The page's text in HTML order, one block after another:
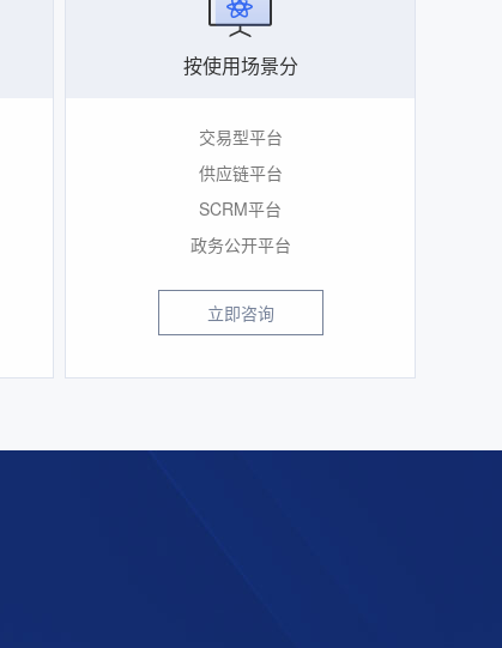
按使用场景分
交易型平台
供应链平台
SCRM平台
政务公开平台
立即咨询